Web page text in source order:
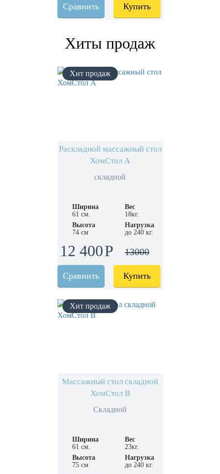
Сравнить Купить
Хиты продаж
Раскладной массажный стол
ХомСтол А
складной
Ширина
61 см.
Вес
18кг.
Высота
74 см
Нагрузка
до 240 кг.
12 400 13000
Сравнить Купить
Массажный стол складной
ХомСтол B
Складной
Ширина
61 см.
Вес
23кг.
Высота
75 см
Нагрузка
до 240 кг.